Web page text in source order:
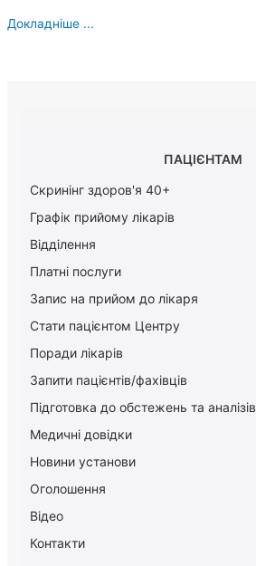
Докладніше ...
ПАЦІЄНТАМ
Скринінг здоров'я 40+
Графік прийому лікарів
Відділення
Платні послуги
Запис на прийом до лікаря
Стати пацієнтом Центру
Поради лікарів
Запити пацієнтів/фахівців
Підготовка до обстежень та аналізів
Медичні довідки
Новини установи
Оголошення
Відео
Контакти